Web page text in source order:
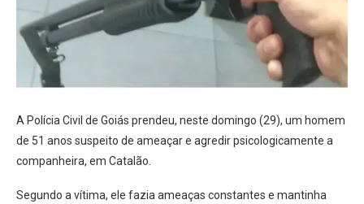
A Polícia Civil de Goiás prendeu, neste domingo (29), um homem
de 51 anos suspeito de ameaçar e agredir psicologicamente a
companheira, em Catalão.
Segundo a vítima, ele fazia ameaças constantes e mantinha